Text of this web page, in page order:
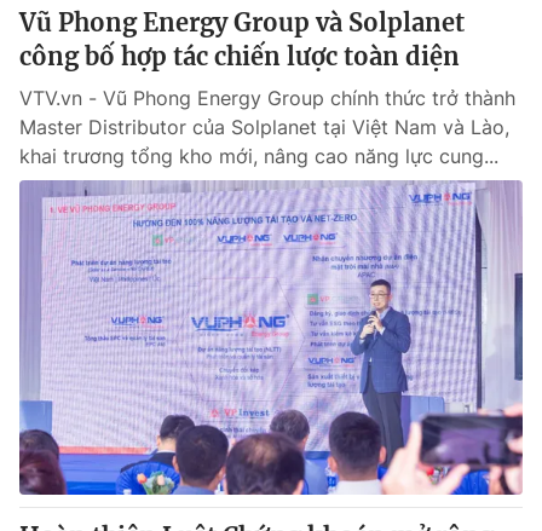
Vũ Phong Energy Group và Solplanet
công bố hợp tác chiến lược toàn diện
VTV.vn - Vũ Phong Energy Group chính thức trở thành
Master Distributor của Solplanet tại Việt Nam và Lào,
khai trương tổng kho mới, nâng cao năng lực cung...